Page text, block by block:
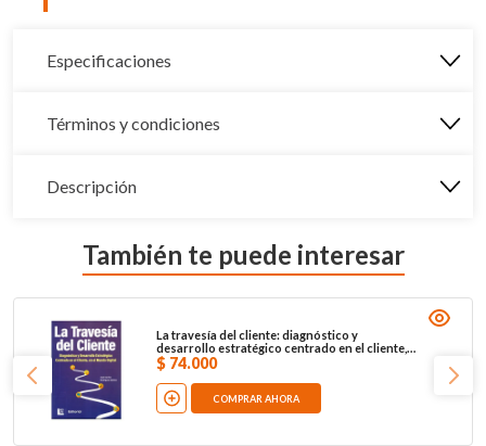
Especificaciones
Términos y condiciones
Descripción
También te puede interesar
La travesía del cliente: diagnóstico y
desarrollo estratégico centrado en el cliente,
en el mundo digital
$ 74.000
COMPRAR AHORA